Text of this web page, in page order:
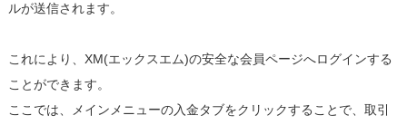
ルが送信されます。
これにより、XM(エックスエム)の安全な会員ページへログインする
ことができます。
ここでは、メインメニューの入金タブをクリックすることで、取引